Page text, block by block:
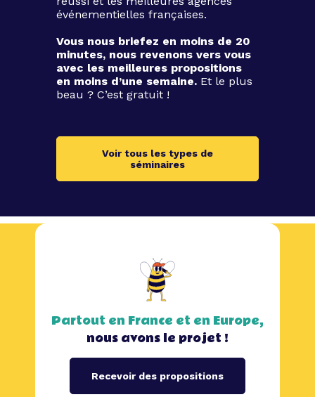
événementielles françaises.
Vous nous briefez en moins de 20
minutes, nous revenons vers vous
avec les meilleures propositions
en moins d’une semaine. Et le plus
beau ? C’est gratuit !
Voir tous les types de
séminaires
Partout en France et en Europe,
nous avons le projet !
Recevoir des propositions